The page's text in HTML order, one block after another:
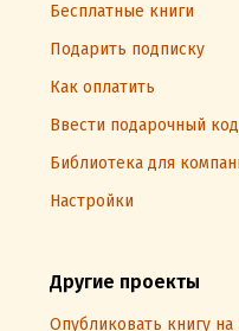
Бесплатные книги
Подарить подписку
Как оплатить
Ввести подарочный код
Библиотека для
Настройки
Другие проекты
Опубликовать книгу